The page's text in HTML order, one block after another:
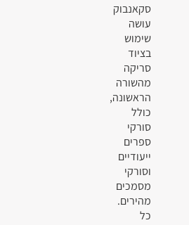
סקאנבוק
עושה
שימוש
בציוד
סריקה
מהשורה
הראשונה,
כולל
סורקי
ספרים
ייעודיים
וסורקי
מסמכים
מהירים.
כל